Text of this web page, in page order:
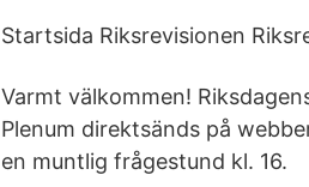
Startsida Riksrevisionen
Varmt välkommen!
Plenum direktsänds på
en muntlig frågestund kl. 16.